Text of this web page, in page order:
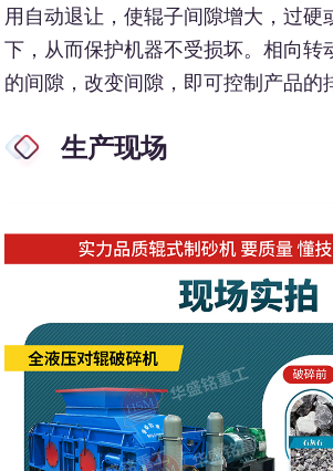
用自动退让，使辊子间隙增大，过硬
下，从而保护机器不受损坏。相向转
的间隙，改变间隙，即可控制产品的
生产现场